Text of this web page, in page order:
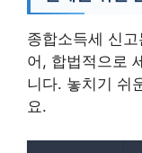
종합소득세 신
어, 합법적으로
니다. 놓치기 쉬
요.